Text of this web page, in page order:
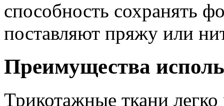
способность сохранять
поставляют пряжу или
Преимущества
Трикотажные ткани